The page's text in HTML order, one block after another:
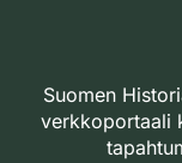
Suomen
verkkoportaali